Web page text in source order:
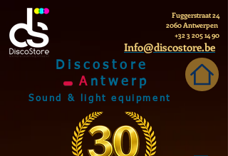
Fuggerstraat 24
2060 Antwerpen
+32 3 205 14 90
Info@discostore.be
Discostore
A ntwerp
Sound & light equipment